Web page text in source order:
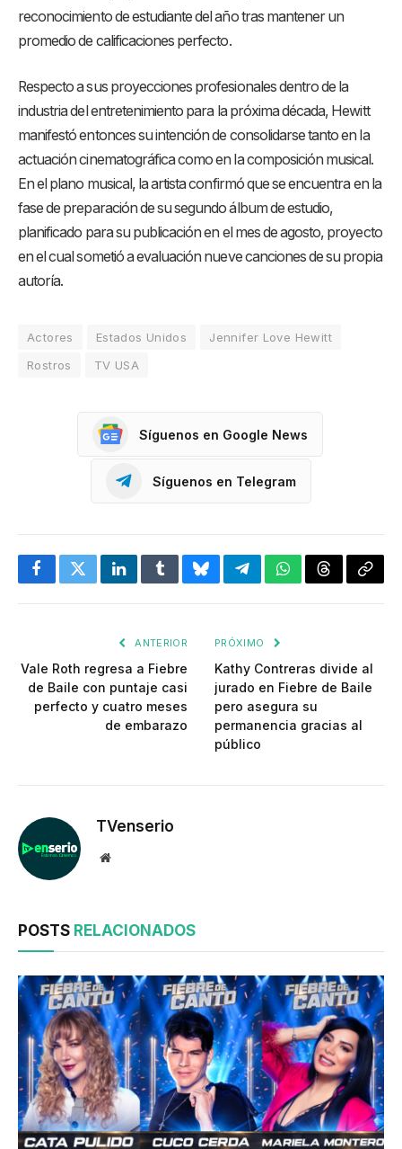
reconocimiento de estudiante del año tras mantener un
promedio de calificaciones perfecto.
Respecto a sus proyecciones profesionales dentro de la
industria del entretenimiento para la próxima década, Hewitt
manifestó entonces su intención de consolidarse tanto en la
actuación cinematográfica como en la composición musical.
En el plano musical, la artista confirmó que se encuentra en la
fase de preparación de su segundo álbum de estudio,
planificado para su publicación en el mes de agosto, proyecto
en el cual sometió a evaluación nueve canciones de su propia
autoría.
Actores Estados Unidos
Jennifer Love Hewitt
Rostros
TV USA
Síguenos en Google News
Síguenos en Telegram
FacebookTwitterLinkedInTumblrBlueskyTelegramWhatsApp
Threads
ANTERIOR
Vale Roth regresa a Fiebre
de Baile con puntaje casi
perfecto y cuatro meses
de embarazo
PRÓXIMO
Kathy Contreras divide al
jurado en Fiebre de Baile
pero asegura su
permanencia gracias al
público
TVenserio
Website
POSTS RELACIONADOS